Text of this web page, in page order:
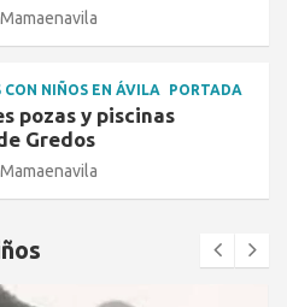
Mamaenavila
CON NIÑOS EN ÁVILA PORTADA
pozas y piscinas
Gredos
Mamaenavila